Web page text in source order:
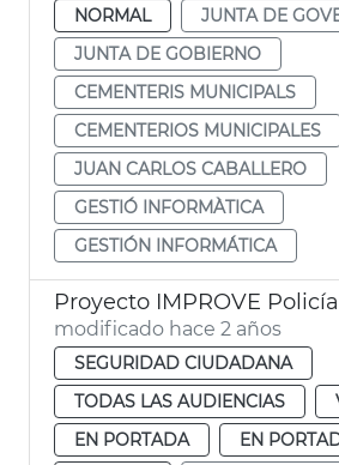
NORMAL
JUNTA DE
JUNTA DE GOBIERNO
CEMENTERIS MUNICIPALS
CEMENTERIOS MUNICIPALES
JUAN CARLOS CABALLERO
GESTIÓ INFORMÀTICA
GESTIÓN INFORMÁTICA
Proyecto IMPROVE
modificado hace 2 años
SEGURIDAD CIUDADANA
TODAS LAS AUDIENCIAS
EN PORTADA
EN